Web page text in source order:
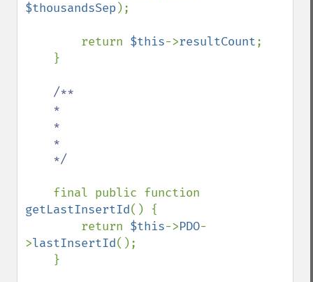
$thousandsSep );
        return
$this->resultCount;
/**
getLastInsertId() {
        return
$this->PDO-
>lastInsertId();